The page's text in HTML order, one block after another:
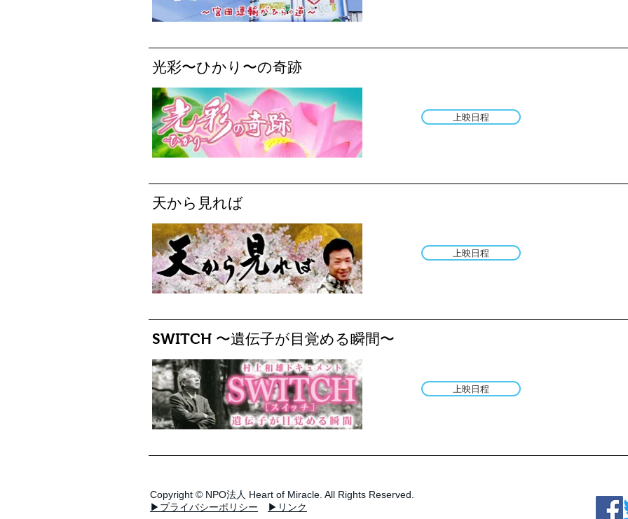
光彩〜ひかり〜の奇跡
上映日程
天から見れば
上映日程
SWITCH 〜遺伝子が目覚める瞬間〜
上映日程
Copyright © NPO法人 Heart of Miracle. All Rights Reserved.
▶プライバシーポリシー
▶リンク